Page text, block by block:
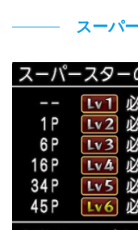
スーパ